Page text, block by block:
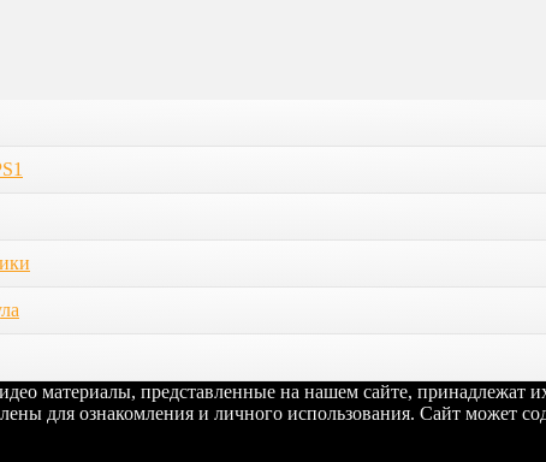
материалы, представленные на нашем сайте, принадлежат
для ознакомления и личного использования. Сайт может